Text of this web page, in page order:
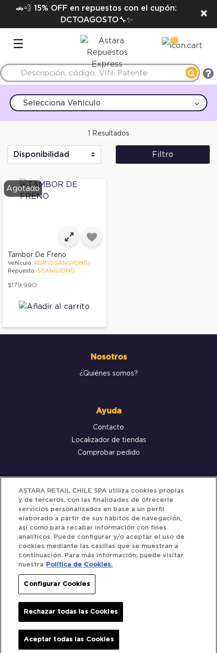
🚗💨 15% OFF en repuestos con el cupón:
DCTOAGOSTO🔧✨
×
☰ 0
Selecciona Vehículo
1 Resultados
Filtro
Agotado
Tambor De Freno
Vehículo: KGM (SSANGYONG)
Repuesto: SSANGYONG
$179.990
Nosotros
¿Quiénes somos?
Ayuda
Contacto
Localizador de tiendas
Comprobar pedido
Servicio al cliente
Términos y Condiciones
Política de privacidad
Siguenos
Redes Sociales
Iberocar © 2025. All Rights Reserved.
ASTARA RETAIL CHILE SPA utiliza cookies propias
y de terceros, con las finalidades de ofrecerle
servicios personalizados en base a un perfil
elaborado a partir de sus hábitos de navegación,
así como para recabar información con fines
analíticos. Puede configurar y/o aceptar el uso de
cookies mediante las casillas que se muestran a
continuación. Para más información, puede visitar
nuestra
Política de Cookies.
Configurar Cookies
Rechazar todas las Cookies
Aceptar todas las Cookies